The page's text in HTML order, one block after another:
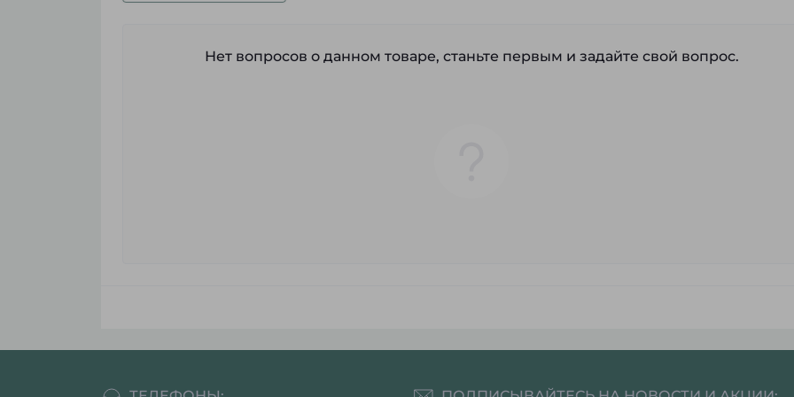
Нет вопросов о данном товаре, станьте первым и задайте свой вопрос.